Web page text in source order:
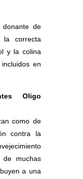
donante de
correcta
y la colina
en
Oligo
como de
contra la
muchas
a una